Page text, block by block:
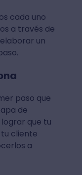
cada uno
a través de
un
paso que
de
lograr que tu
cliente
a